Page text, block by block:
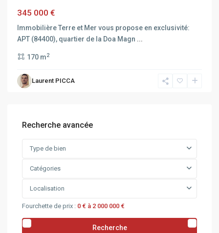
345 000 €
Immobilière Terre et Mer vous propose en exclusivité:
APT (84400), quartier de la Doa Magn ...
170 m2
Laurent PICCA
Recherche avancée
Type de bien
Catégories
Localisation
Fourchette de prix : 0 € à 2 000 000 €
Recherche